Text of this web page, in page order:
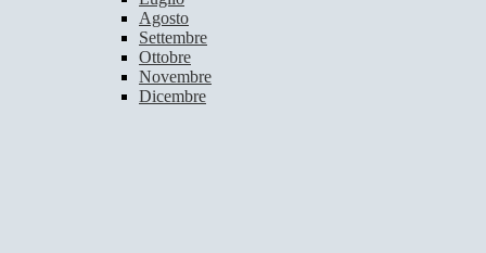
Agosto
Settembre
Ottobre
Novembre
Dicembre